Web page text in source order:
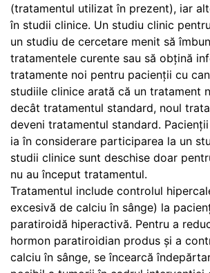
(tratamentul utilizat în prezent), iar
în studii clinice. Un studiu clinic
un studiu de cercetare menit să
tratamentele curente sau să obțină
tratamente noi pentru pacienții cu
studiile clinice arată că un tratament
decât tratamentul standard, noul
deveni tratamentul standard.
ia în considerare participarea la un
studii clinice sunt deschise doar
nu au început tratamentul.
Tratamentul include controlul
excesivă de calciu în sânge) la
paratiroidă hiperactivă. Pentru a
hormon paratiroidian produs și a
calciu în sânge, se încearcă